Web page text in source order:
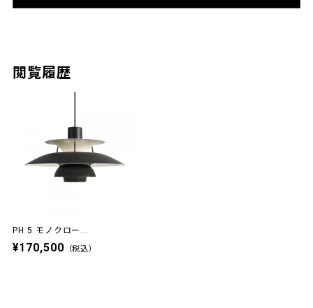
閲覧履歴
PH 5 モノクロー...
¥170,500 （税込）